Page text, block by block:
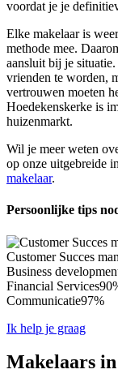
voordat je je
Elke makelaar is
methode mee.
aansluit bij je
vrienden te worden,
vertrouwen moeten
Hoedekenskerke is
huizenmarkt.
Wil je meer weten
op onze uitgebreide
makelaar.
Persoonlijke tips
Customer Succes
Business
Financial Services
Communicatie97%
Ik help je graag
Makelaars